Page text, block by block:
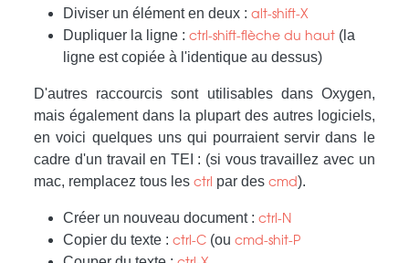
Diviser un élément en deux :alt-shift-X
Dupliquer la ligne :ctrl-shift-flèche du haut (la
ligne est copiée à l'identique au dessus)
D'autres raccourcis sont utilisables dans Oxygen,
mais également dans la plupart des autres logiciels,
en voici quelques uns qui pourraient servir dans le
cadre d'un travail en TEI : (si vous travaillez avec un
mac, remplacez tous lesctrl par descmd).
Créer un nouveau document :ctrl-N
Copier du texte :ctrl-C (oucmd-shit-P